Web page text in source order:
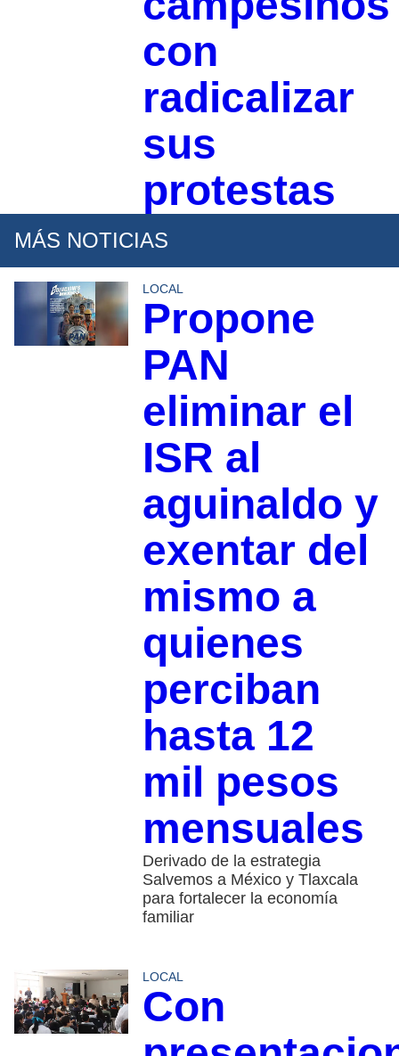
con
radicalizar
sus
protestas
MÁS NOTICIAS
LOCAL
Propone
PAN
eliminar el
ISR al
aguinaldo y
exentar del
mismo a
quienes
perciban
hasta 12
mil pesos
mensuales
Derivado de la estrategia
Salvemos a México y Tlaxcala
para fortalecer la economía
familiar
LOCAL
Con